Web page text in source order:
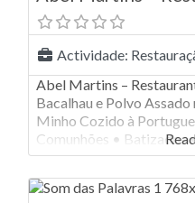
Actividade:
Abel Martins –
Bacalhau e Polvo
Minho Cozido à
Comunhões • Batizados